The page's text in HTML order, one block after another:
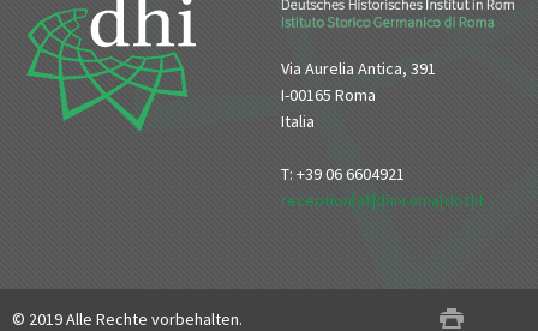
Via Aurelia Antica, 391
I-00165 Roma
Italia
T: +39 06 6604921
reception[at]dhi-roma[dot]it
© 2019 Alle Rechte vorbehalten.